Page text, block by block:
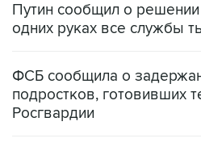
Путин сообщил о решении
одних руках все службы
ФСБ сообщила о
подростков, готовивших
Росгвардии